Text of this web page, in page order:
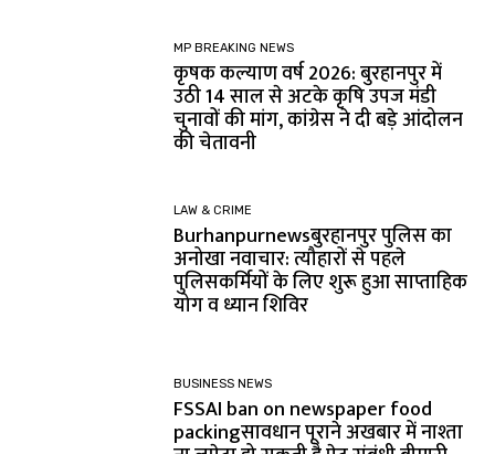
MP BREAKING NEWS
कृषक कल्याण वर्ष 2026: बुरहानपुर में
उठी 14 साल से अटके कृषि उपज मंडी
चुनावों की मांग, कांग्रेस ने दी बड़े आंदोलन
की चेतावनी
LAW & CRIME
Burhanpurnewsबुरहानपुर पुलिस का
अनोखा नवाचार: त्यौहारों से पहले
पुलिसकर्मियों के लिए शुरू हुआ साप्ताहिक
योग व ध्यान शिविर
BUSINESS NEWS
FSSAI ban on newspaper food
packingसावधान पूराने अखबार में नाश्ता